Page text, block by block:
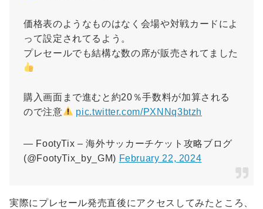
価格表のようなものはなく会場や対戦カードによ
って設定されてるよう。
プレセールでも結構な数の席が販売されてました
購入画面まで進むと約20％手数料が加算される
ので注意
pic.twitter.com/PXNNq3btzh
— FootyTix – 海外サッカーチケット攻略ブログ
(@FootyTix_by_GM) February 22, 2024
実際にプレセール発売直後にアクセスしてみたところ、